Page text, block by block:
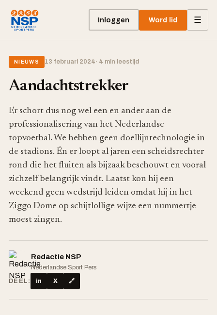
Inloggen Word lid ☰
NIEUWS 13 februari 2024· 4 min leestijd
Aandachtstrekker
Er schort dus nog wel een en ander aan de
professionalisering van het Nederlandse
topvoetbal. We hebben geen doellijntechnologie in
de stadions. Én er loopt al jaren een scheidsrechter
rond die het fluiten als bijzaak beschouwt en vooral
zichzelf belangrijk vindt. Laatst kon hij een
weekend geen wedstrijd leiden omdat hij in het
Ziggo Dome op schijtlollige wijze een nummertje
moest zingen.
Redactie NSP
Nederlandse Sport Pers
DEEL:
in X 🔗